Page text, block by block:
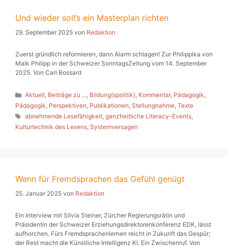
Und wieder soll’s ein Masterplan richten
29. September 2025 von Redaktion
Zuerst gründlich reformieren, dann Alarm schlagen! Zur Philippika von
Maik Philipp in der Schweizer SonntagsZeitung vom 14. September
2025. Von Carl Bossard
Kategorien
Aktuell, Beiträge zu ..., Bildung(spolitik), Kommentar, Pädagogik,
Pädagogik, Perspektiven, Publikationen, Stellungnahme, Texte
Schlagwörter
abnehmende Lesefähigkeit,ganzheitliche Literacy-Events,
Kulturtechnik des Lesens, Systemversagen
Wenn für Fremdsprachen das Gefühl genügt
25. Januar 2025 von Redaktion
Ein Interview mit Silvia Steiner, Zürcher Regierungsrätin und
Präsidentin der Schweizer Erziehungsdirektorenkonferenz EDK, lässt
aufhorchen. Fürs Fremdsprachenlernen reicht in Zukunft das Gespür;
der Rest macht die Künstliche Intelligenz KI. Ein Zwischenruf. Von